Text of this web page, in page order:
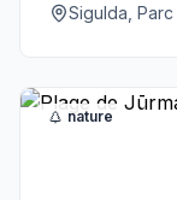
rivière Gauja,
Sigulda,
nature